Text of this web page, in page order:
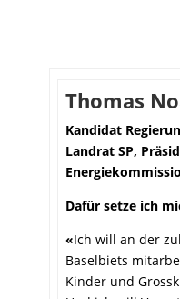
Thomas
Kandidat
Landrat SP,
Dafür setze ich
«Ich will an der
Baselbiets
Kinder und